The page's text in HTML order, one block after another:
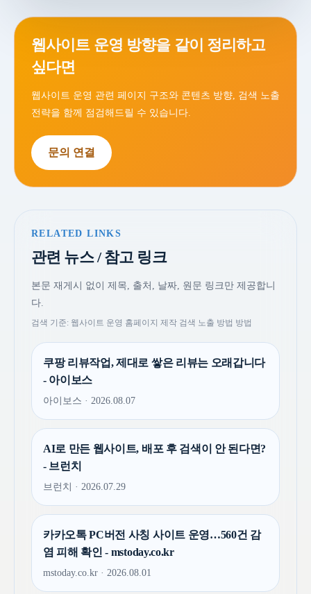
웹사이트 운영 방향을 같이 정리하고
싶다면
웹사이트 운영 관련 페이지 구조와 콘텐츠 방향, 검색 노출
전략을 함께 점검해드릴 수 있습니다.
문의 연결
RELATED LINKS
관련 뉴스 / 참고 링크
본문 재게시 없이 제목, 출처, 날짜, 원문 링크만 제공합니
다.
검색 기준: 웹사이트 운영 홈페이지 제작 검색 노출 방법 방법
쿠팡 리뷰작업, 제대로 쌓은 리뷰는 오래갑니다
- 아이보스
아이보스 · 2026.08.07
AI로 만든 웹사이트, 배포 후 검색이 안 된다면?
- 브런치
브런치 · 2026.07.29
카카오톡 PC버전 사칭 사이트 운영…560건 감
염 피해 확인 - mstoday.co.kr
mstoday.co.kr · 2026.08.01